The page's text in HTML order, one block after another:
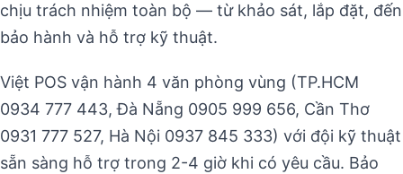
chịu trách nhiệm toàn bộ — từ khảo sát, lắp đặt, đến
bảo hành và hỗ trợ kỹ thuật.
Việt POS vận hành 4 văn phòng vùng (TP.HCM
0934 777 443, Đà Nẵng 0905 999 656, Cần Thơ
0931 777 527, Hà Nội 0937 845 333) với đội kỹ thuật
sẵn sàng hỗ trợ trong 2-4 giờ khi có yêu cầu. Bảo